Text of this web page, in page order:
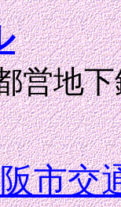
営地
市交